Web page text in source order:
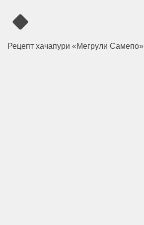
Рецепт хачапури «Мегрули Самепо»